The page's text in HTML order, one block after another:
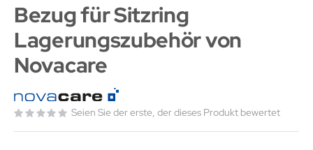
Bezug für Sitzring
Lagerungszubehör von
Novacare
Seien Sie der erste, der dieses Produkt bewertet